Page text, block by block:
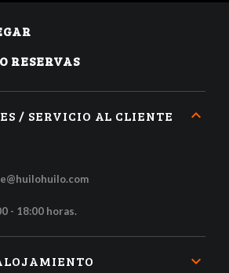
RESERVAS
/ SERVICIO AL CLIENTE
- 18:00 horas.